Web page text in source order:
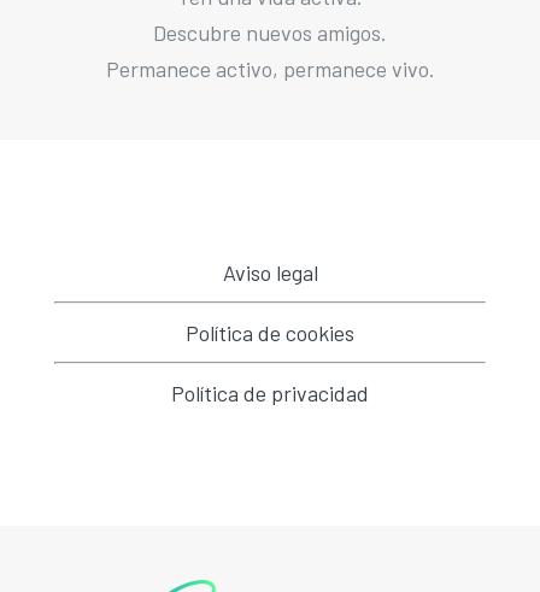
Descubre nuevos amigos.
Permanece activo, permanece vivo.
Aviso legal
Política de cookies
Política de privacidad